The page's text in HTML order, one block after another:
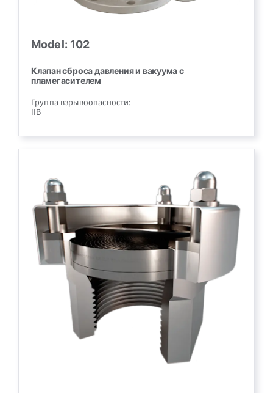
Model: 102
Клапан сброса давления и вакуума с
пламегасителем
Группа взрывоопасности:
IIB